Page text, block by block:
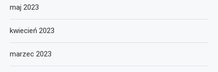
maj 2023
kwiecień 2023
marzec 2023